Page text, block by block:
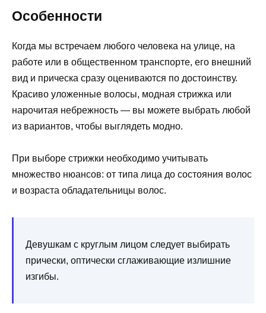
Особенности
Когда мы встречаем любого человека на улице, на
работе или в общественном транспорте, его внешний
вид и прическа сразу оцениваются по достоинству.
Красиво уложенные волосы, модная стрижка или
нарочитая небрежность — вы можете выбрать любой
из вариантов, чтобы выглядеть модно.
При выборе стрижки необходимо учитывать
множество нюансов: от типа лица до состояния волос
и возраста обладательницы волос.
Девушкам с круглым лицом следует выбирать
прически, оптически сглаживающие излишние
изгибы.